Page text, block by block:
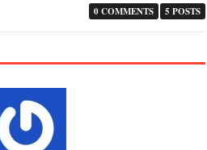
5 POSTS
0 COMMENTS